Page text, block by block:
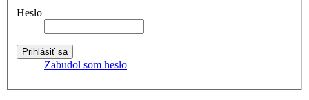
Heslo
Zabudol som heslo